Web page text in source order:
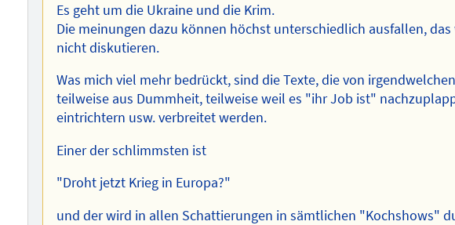
Es geht um die Ukraine und die Krim.
Die meinungen dazu können höchst unterschiedlich ausfallen,
nicht diskutieren.
Was mich viel mehr bedrückt, sind die Texte, die von
teilweise aus Dummheit, teilweise weil es "ihr Job ist"
eintrichtern usw. verbreitet werden.
Einer der schlimmsten ist
"Droht jetzt Krieg in Europa?"
und der wird in allen Schattierungen in sämtlichen "Kochshows"